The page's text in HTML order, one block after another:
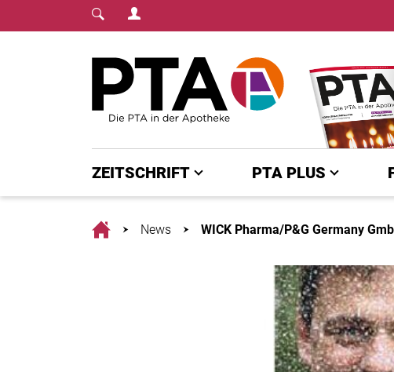
Login Menu
ZEITSCHRIFT PTA PLUS
HomeNews WICK Pharma/P&G Germany